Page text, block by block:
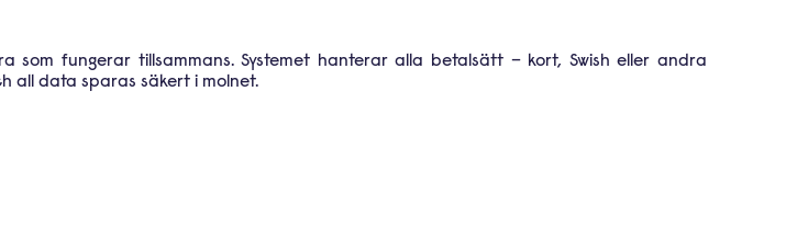
som fungerar tillsammans. Systemet hanterar alla betalsätt – kort, Swish eller andra
all data sparas säkert i molnet.